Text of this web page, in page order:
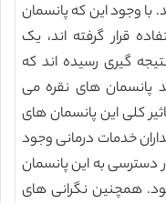
با وجود این که پانسمان
قرار گرفته اند، یک
گیری رسیده اند که
های نقره می
کلی این پانسمان های
خدمات درمانی وجود
به این پانسمان
همچنین نگرانی های